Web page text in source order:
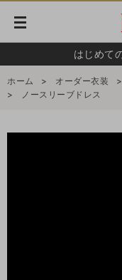
はじめて
ホーム > オーダー衣装 >
>
ノースリーブドレス